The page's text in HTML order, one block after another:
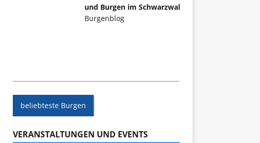
und Burgen im Schwarzwald
Burgenblog
beliebteste Burgen
VERANSTALTUNGEN UND EVENTS